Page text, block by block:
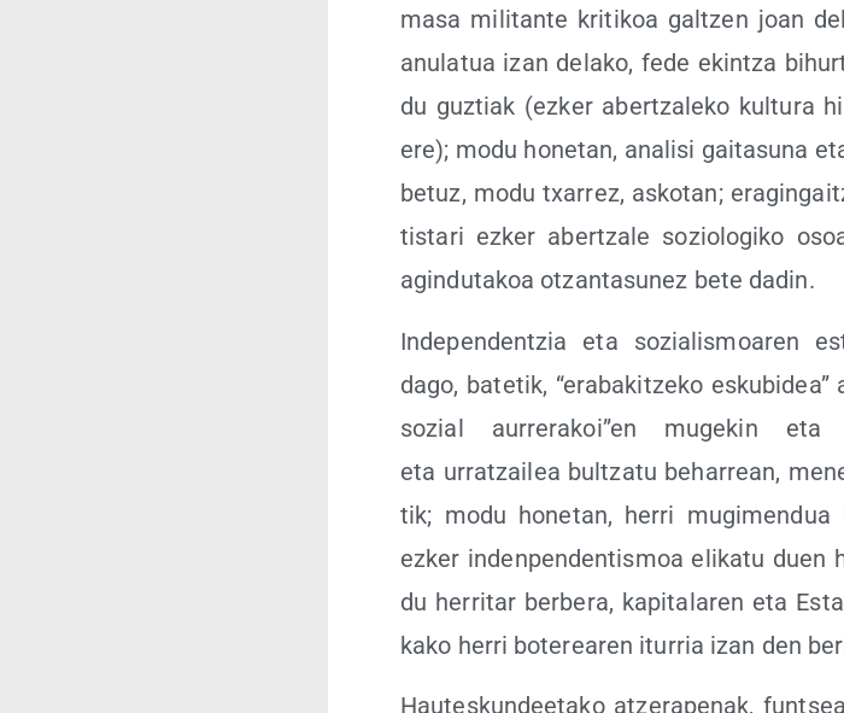
masa mili­tan­te kri­ti­koa gal­tzen joan
anu­la­tua izan dela­ko, fede ekin­tza
du guz­tiak (ezker aber­tza­le­ko kul­tu­ra
ere); modu hone­tan, ana­li­si gai­ta­su­na
be­tuz, modu txa­rrez, asko­tan;
tis­ta­ri ezker aber­tza­le sozio­lo­gi­ko
agin­du­ta­koa otzan­ta­su­nez bete dadin.
Inde­pen­den­tzia eta sozia­lis­moa­ren
dago, bate­tik, “era­ba­kitze­ko
sozial aurrerakoi”en muge­kin
eta urratzai­lea bul­tza­tu beha­rrean,
tik; modu hone­tan, herri mugi­men­dua
ezker inden­pen­den­tis­moa eli­ka­tu
du herri­tar ber­be­ra, kapi­ta­la­ren eta
ka­ko herri bote­rea­ren itu­rria izan den
Hau­tes­kun­dee­ta­ko atze­ra­pe­nak,